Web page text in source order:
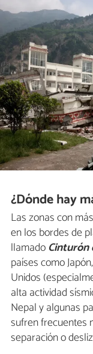
¿Dónde hay
Las zonas con
en los bordes de
llamado Cinturón
países como
Unidos
alta actividad
Nepal y algunas
sufren frecuentes
separación o